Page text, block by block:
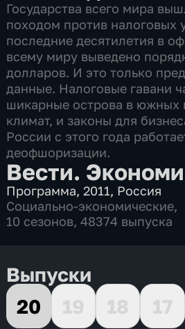
Государства всего мира
походом против налоговых
последние десятилетия в
всему миру выведено
долларов. И это только
данные. Налоговые гавани
шикарные острова в южных
климат, и законы для
России с этого года
деофшоризации.
Вести.
Программа,2011, Россия
Социально-экономические,
10 сезонов, 48374 выпуска
Выпуски
20
19 18 17